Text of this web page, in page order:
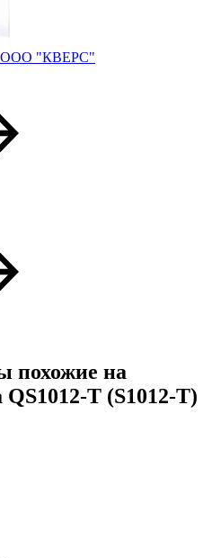
ООО "КВЕРС"
похожие на
T (S1012-T)